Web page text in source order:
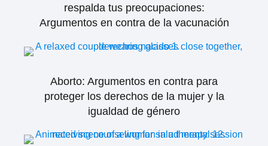
respalda tus preocupaciones:
Argumentos en contra de la vacunación
Aborto: Argumentos en contra para
proteger los derechos de la mujer y la
igualdad de género